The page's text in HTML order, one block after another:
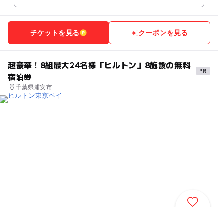
チケットを見る クーポンを見る
超豪華！8組最大24名様「ヒルトン」8施設の無料
宿泊券
千葉県浦安市